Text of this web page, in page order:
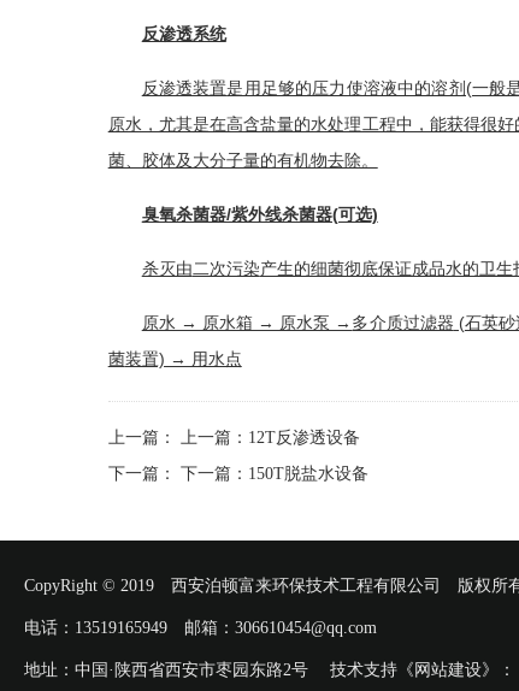
反渗透系统
反渗透装置是用足够的压力使溶液中的溶剂(一般
原水，尤其是在高含盐量的水处理工程中，能获得很
菌、胶体及大分子量的有机物去除。
臭氧杀菌器/紫外线杀菌器(可选)
杀灭由二次污染产生的细菌彻底保证成品水的卫生
原水 → 原水箱 → 原水泵 → 多介质过滤器 (石英
菌装置) → 用水点
上一篇： 上一篇： 12T反渗透设备
下一篇： 下一篇： 150T脱盐水设备
CopyRight © 2019 西安泊顿富来环保技术工程有限公司 版权所有
电话：13519165949 邮箱：306610454@qq.com
地址：中国·陕西省西安市枣园东路2号 技术支持《网站建设》：